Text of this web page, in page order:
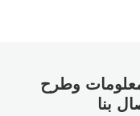
وطرح
بنا